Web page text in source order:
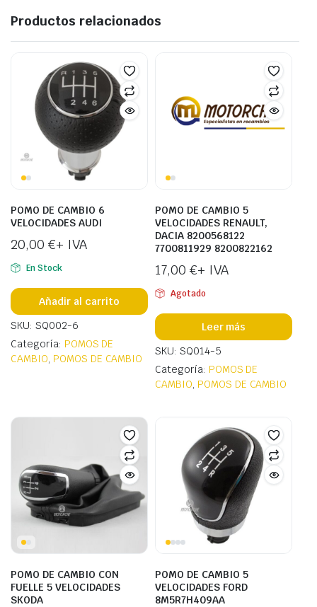
Productos relacionados
POMO DE CAMBIO 6
VELOCIDADES AUDI
20,00 €+ IVA
En Stock
Añadir al carrito
SKU: SQ002-6
Categoría: POMOS DE
CAMBIO, POMOS DE CAMBIO
POMO DE CAMBIO 5
VELOCIDADES RENAULT,
DACIA 8200568122
7700811929 8200822162
17,00 €+ IVA
Agotado
Leer más
SKU: SQ014-5
Categoría: POMOS DE
CAMBIO, POMOS DE CAMBIO
POMO DE CAMBIO CON
FUELLE 5 VELOCIDADES
SKODA
POMO DE CAMBIO 5
VELOCIDADES FORD
8M5R7H409AA